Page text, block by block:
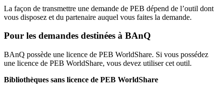
La façon de transmettre une demande de PEB dépend de l’outil dont
vous disposez et du partenaire auquel vous faites la demande.
Pour les demandes destinées à BAnQ
BAnQ possède une licence de PEB WorldShare. Si vous possédez
une licence de PEB WorldShare, vous devez utiliser cet outil.
Bibliothèques sans licence de PEB WorldShare